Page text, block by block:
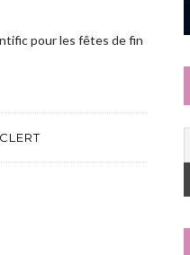
pour les fêtes de fin